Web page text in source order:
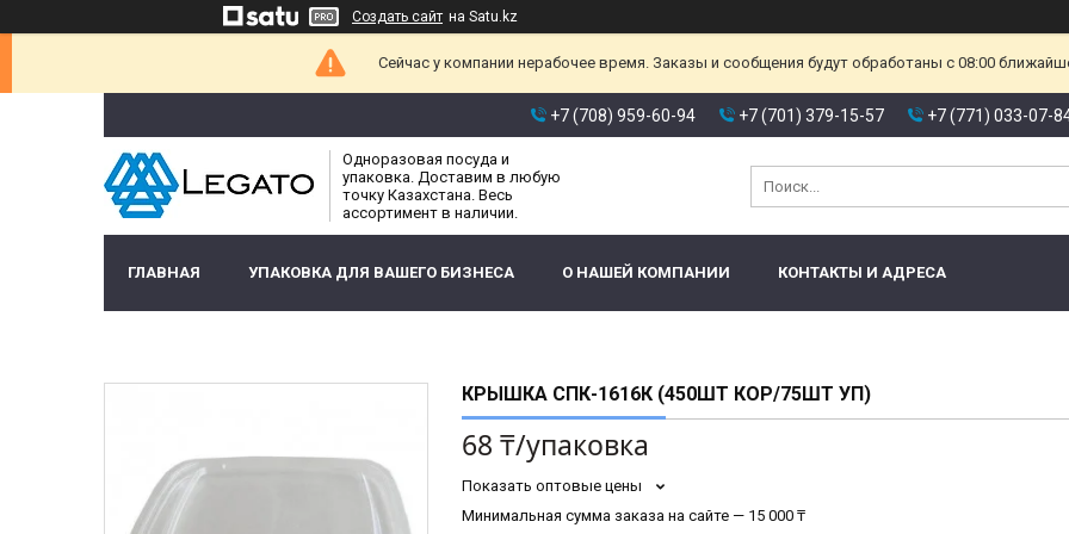
Создать сайт на Satu.kz
Сейчас у компании нерабочее время. Заказы и сообщения будут обработаны с 08:00
+7 (708) 959-60-94 +7 (701) 379-15-57 +7 (771) 033-07-
Одноразовая посуда и
упаковка. Доставим в любую
точку Казахстана. Весь
ассортимент в наличии.
ГЛАВНАЯ УПАКОВКА ДЛЯ ВАШЕГО БИЗНЕСА О НАШЕЙ КОМПАНИИ КОНТАКТЫ И АДРЕСА
КРЫШКА СПК-1616К (450ШТ КОР/75ШТ УП)
68 ₸/упаковка
Показать оптовые цены
Минимальная сумма заказа на сайте — 15 000 ₸